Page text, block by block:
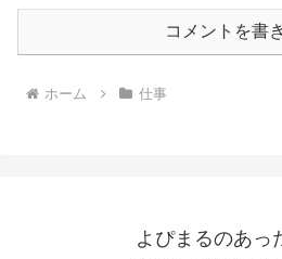
コメントを書
ホーム 仕事
よぴまるのあっ